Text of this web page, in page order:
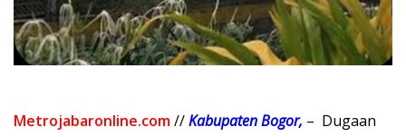
Metrojabaronline.com//Kabupaten Bogor, – Dugaan